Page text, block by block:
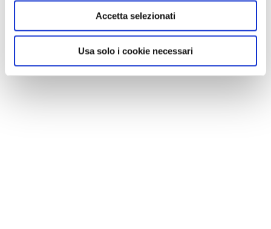
Accetta selezionati
Usa solo i cookie necessari